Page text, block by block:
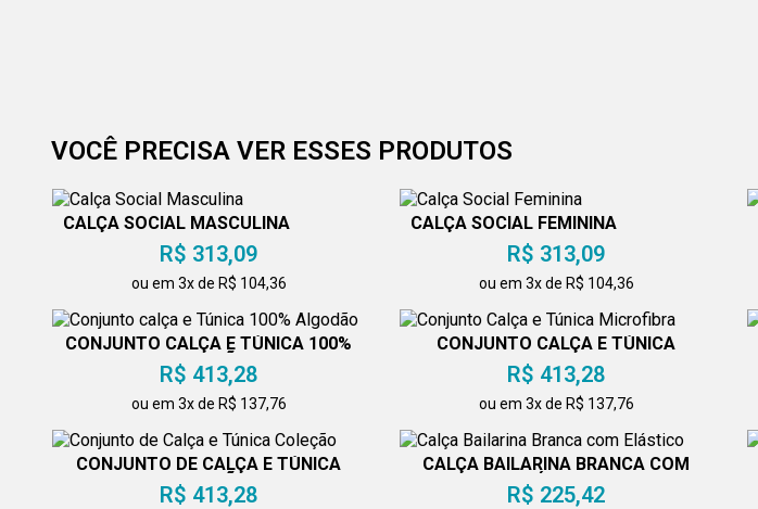
VOCÊ PRECISA VER ESSES PRODUTOS
CALÇA SOCIAL MASCULINA
R$ 313,09
ou em 3x de R$ 104,36
CALÇA SOCIAL FEMININA
R$ 313,09
ou em 3x de R$ 104,36
CONJUNTO CALÇA E TÚNICA 100%
ALGODÃO
R$ 413,28
ou em 3x de R$ 137,76
CONJUNTO CALÇA E TÚNICA
MICROFIBRA
R$ 413,28
ou em 3x de R$ 137,76
CONJUNTO DE CALÇA E TÚNICA
COLEÇÃO
R$ 413,28
CALÇA BAILARINA BRANCA COM
ELÁSTICO
R$ 225,42